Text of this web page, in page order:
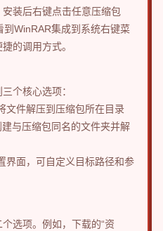
装后右键点击任意压缩包
到WinRAR集成到系统右键菜
的调用方式。
个核心选项：
文件解压到压缩包所在目录
建与压缩包同名的文件夹并解
界面，可自定义目标路径和参
选项。例如，下载的“资